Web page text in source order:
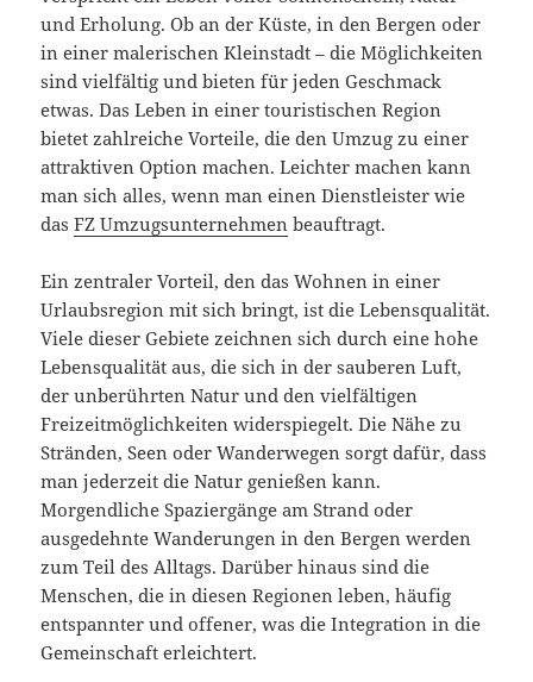
und Erholung. Ob an der Küste, in den Bergen oder
in einer malerischen Kleinstadt – die Möglichkeiten
sind vielfältig und bieten für jeden Geschmack
etwas. Das Leben in einer touristischen Region
bietet zahlreiche Vorteile, die den Umzug zu einer
attraktiven Option machen. Leichter machen kann
man sich alles, wenn man einen Dienstleister wie
dasFZ Umzugsunternehmen beauftragt.
Ein zentraler Vorteil, den das Wohnen in einer
Urlaubsregion mit sich bringt, ist die Lebensqualität.
Viele dieser Gebiete zeichnen sich durch eine hohe
Lebensqualität aus, die sich in der sauberen Luft,
der unberührten Natur und den vielfältigen
Freizeitmöglichkeiten widerspiegelt. Die Nähe zu
Stränden, Seen oder Wanderwegen sorgt dafür, dass
man jederzeit die Natur genießen kann.
Morgendliche Spaziergänge am Strand oder
ausgedehnte Wanderungen in den Bergen werden
zum Teil des Alltags. Darüber hinaus sind die
Menschen, die in diesen Regionen leben, häufig
entspannter und offener, was die Integration in die
Gemeinschaft erleichtert.